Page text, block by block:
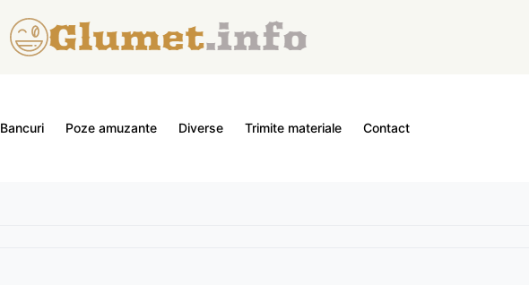
Bancuri Poze amuzante Diverse Trimite materiale Contact